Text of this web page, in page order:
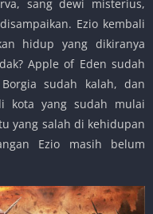
sang dewi misterius,
Ezio kembali
hidup yang dikiranya
Apple of Eden sudah
sudah kalah, dan
kota yang sudah mulai
yang salah di kehidupan
Ezio masih belum